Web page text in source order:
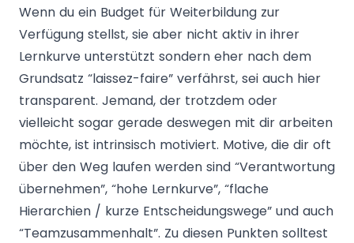
Wenn du ein Budget für Weiterbildung zur
Verfügung stellst, sie aber nicht aktiv in ihrer
Lernkurve unterstützt sondern eher nach dem
Grundsatz “laissez-faire” verfährst, sei auch hier
transparent. Jemand, der trotzdem oder
vielleicht sogar gerade deswegen mit dir arbeiten
möchte, ist intrinsisch motiviert. Motive, die dir oft
über den Weg laufen werden sind “Verantwortung
übernehmen”, “hohe Lernkurve”, “flache
Hierarchien / kurze Entscheidungswege” und auch
“Teamzusammenhalt”. Zu diesen Punkten solltest